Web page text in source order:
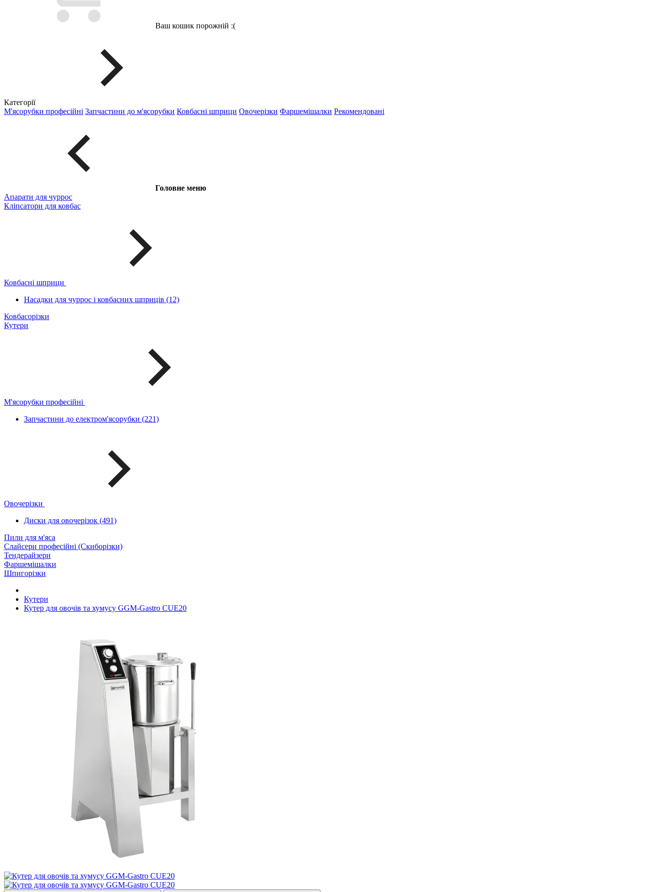
Ваш кошик порожній :(
Категорії
М'ясорубки професійні Запчастини до м'ясорубки Ковбасні шприци Овочерізки Фаршемішалки Рекомендовані
Головне меню
Апарати для чуррос
Кліпсатори для ковбас
Ковбасні шприци
Насадки для чуррос і ковбасних шприців (12)
Ковбасорізки
Кутери
М'ясорубки професійні
Запчастини до електром'ясорубки (221)
Овочерізки
Диски для овочерізок (491)
Пили для м'яса
Слайсери професійні (Скиборізки)
Тендерайзери
Фаршемішалки
Шпигорізки
Кутери
Кутер для овочів та хумусу GGM-Gastro CUE20